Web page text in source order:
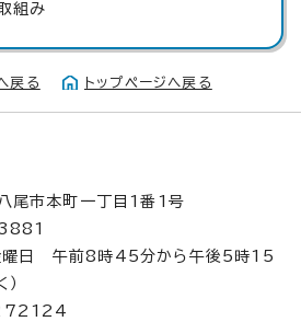
組み
戻る トップページへ戻る
市本町一丁目1番1号
曜日 午前8時45分から午後5時15